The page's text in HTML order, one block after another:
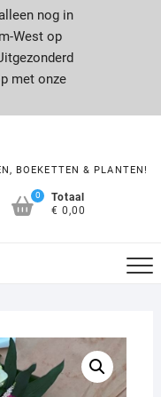
nog in
West op
met onze
BOEKETTEN & PLANTEN!
0
Totaal
€ 0,00